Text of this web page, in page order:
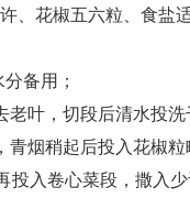
、花椒五六粒、食盐
备用；
叶，切段后清水投洗
稍起后投入花椒粒
入卷心菜段，撒入少